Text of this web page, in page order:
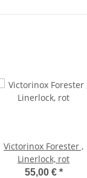
Victorinox Forester ,
Linerlock, rot
55,00 € *